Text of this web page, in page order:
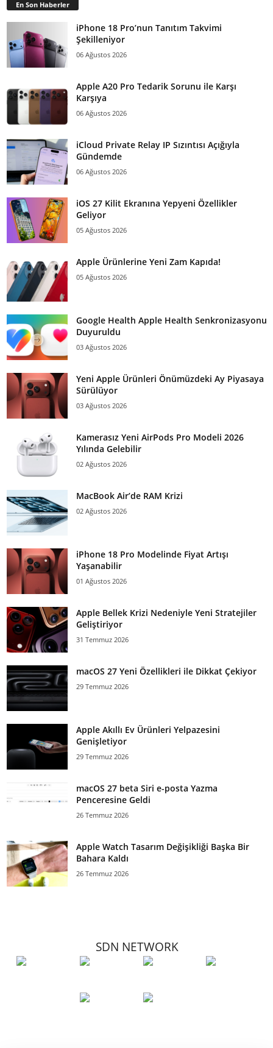
En Son Haberler
iPhone 18 Pro’nun Tanıtım Takvimi
Şekilleniyor
06 Ağustos 2026
Apple A20 Pro Tedarik Sorunu ile Karşı
Karşıya
06 Ağustos 2026
iCloud Private Relay IP Sızıntısı Açığıyla
Gündemde
06 Ağustos 2026
iOS 27 Kilit Ekranına Yepyeni Özellikler
Geliyor
05 Ağustos 2026
Apple Ürünlerine Yeni Zam Kapıda!
05 Ağustos 2026
Google Health Apple Health Senkronizasyonu
Duyuruldu
03 Ağustos 2026
Yeni Apple Ürünleri Önümüzdeki Ay Piyasaya
Sürülüyor
03 Ağustos 2026
Kamerasız Yeni AirPods Pro Modeli 2026
Yılında Gelebilir
02 Ağustos 2026
MacBook Air’de RAM Krizi
02 Ağustos 2026
iPhone 18 Pro Modelinde Fiyat Artışı
Yaşanabilir
01 Ağustos 2026
Apple Bellek Krizi Nedeniyle Yeni Stratejiler
Geliştiriyor
31 Temmuz 2026
macOS 27 Yeni Özellikleri ile Dikkat Çekiyor
29 Temmuz 2026
Apple Akıllı Ev Ürünleri Yelpazesini
Genişletiyor
29 Temmuz 2026
macOS 27 beta Siri e-posta Yazma
Penceresine Geldi
26 Temmuz 2026
Apple Watch Tasarım Değişikliği Başka Bir
Bahara Kaldı
26 Temmuz 2026
SDN NETWORK